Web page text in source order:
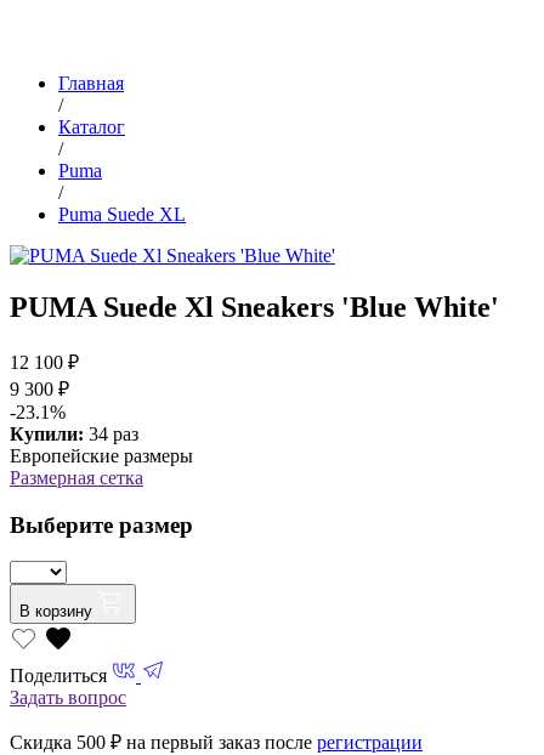
Главная
/
Каталог
/
Puma
/
Puma Suede XL
PUMA Suede Xl Sneakers 'Blue White'
12 100 ₽
9 300 ₽
-23.1%
Купили: 34 раз
Европейские размеры
Размерная сетка
Выберите размер
В корзину
Поделиться
Задать вопрос
Скидка 500 ₽ на первый заказ после регистрации